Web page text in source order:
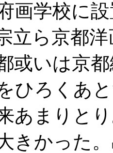
画学校に
立ら京都
或いは京
ひろくあ
あまりと
きかった